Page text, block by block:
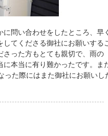
問い合わせをしたところ、早
してくださる御社にお願いする
さった方もとても親切で、雨の
本当に有り難かったです。ま
った際にはまた御社にお願いし